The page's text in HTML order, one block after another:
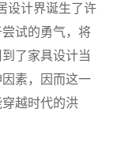
设计界诞生了许
试的勇气，将
了家具设计当
素，因而这一
越时代的洪